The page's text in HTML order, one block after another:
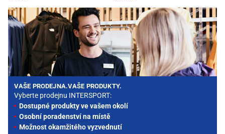
VAŠE PRODEJNA.VAŠE PRODUKTY.
Vyberte prodejnu INTERSPORT:
Dostupné produkty ve vašem okolí
Osobní poradenství na místě
Možnost okamžitého vyzvednutí